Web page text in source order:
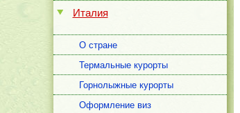
Италия
О стране
Термальные курорты
Горнолыжные курорты
Оформление виз